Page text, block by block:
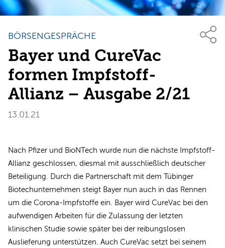
BÖRSENGESPRÄCHE
Bayer und CureVac
formen Impfstoff-
Allianz – Ausgabe 2/21
13.01.21
Nach Pfizer und BioNTech wurde nun die nächste Impfstoff-
Allianz geschlossen, diesmal mit ausschließlich deutscher
Beteiligung. Durch die Partnerschaft mit dem Tübinger
Biotechunternehmen steigt Bayer nun auch in das Rennen
um die Corona-Impfstoffe ein. Bayer wird CureVac bei den
aufwendigen Arbeiten für die Zulassung der letzten
klinischen Studie sowie später bei der reibungslosen
Auslieferung unterstützen. Auch CureVac setzt bei seinem